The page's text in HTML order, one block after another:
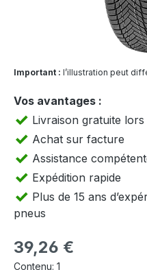
Important : l’illustration peut
Vos avantages :
Livraison gratuite lors
Achat sur facture
Assistance
Expédition rapide
Plus de 15 ans
pneus
Prix régulier :
39,26 €
Contenu: 1